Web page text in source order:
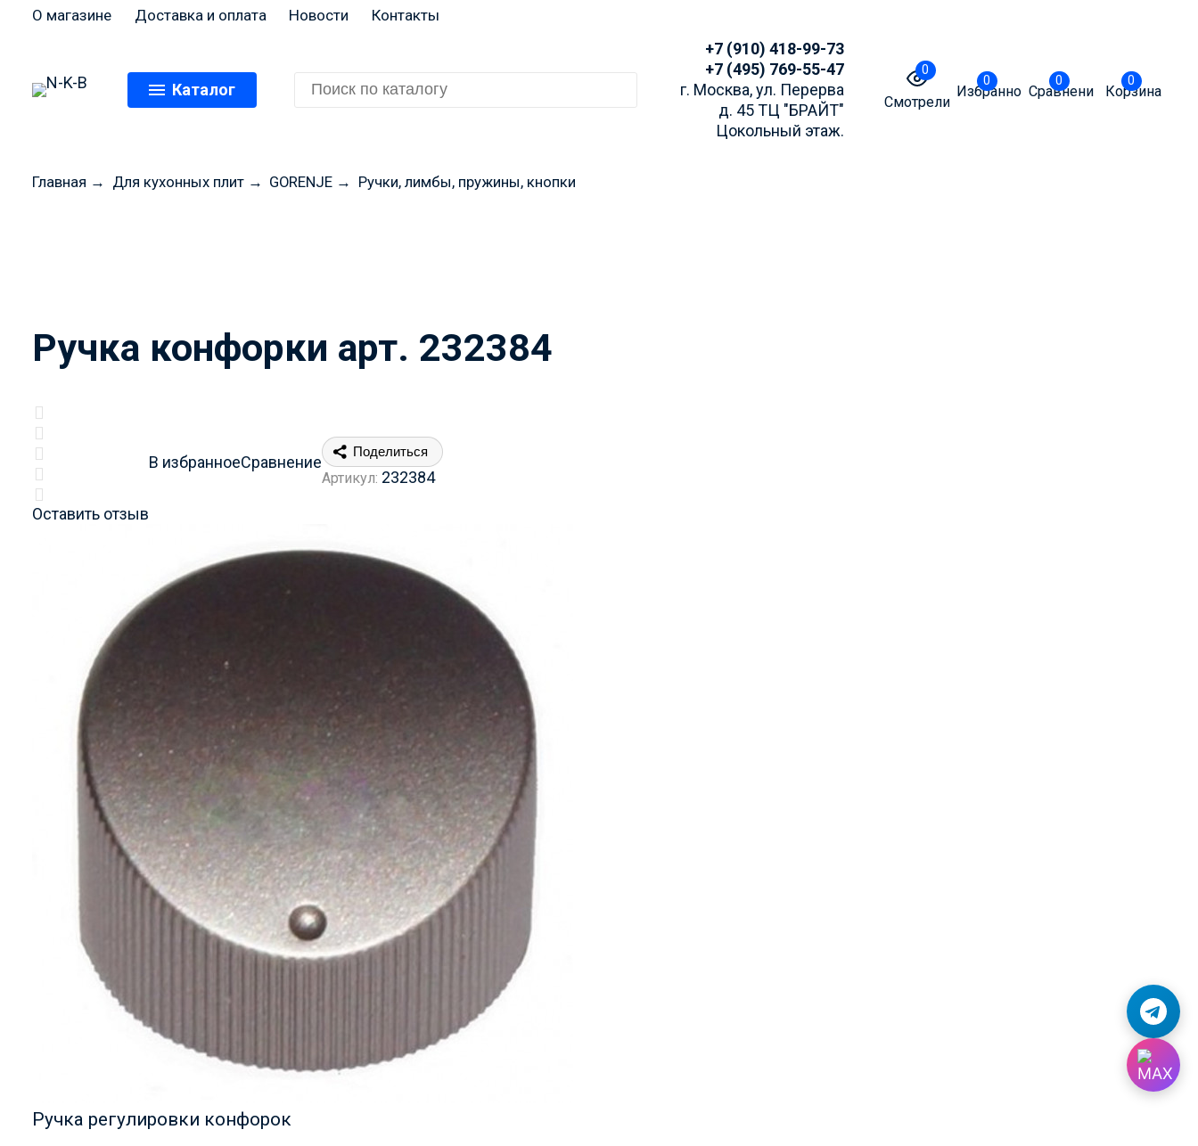
О магазине Доставка и оплата Новости Контакты
Каталог
+7 (910) 418-99-73
+7 (495) 769-55-47
г. Москва, ул. Перерва
д. 45 ТЦ "БРАЙТ"
Цокольный этаж.
0
Смотрели
0
Избранное
0
Сравнение
0
Корзина
Главная → Для кухонных плит→ GORENJE → Ручки, лимбы, пружины, кнопки
Ручка конфорки арт. 232384
Оставить отзыв
В избранноеСравнение
Поделиться
Артикул: 232384
Ручка регулировки конфорок